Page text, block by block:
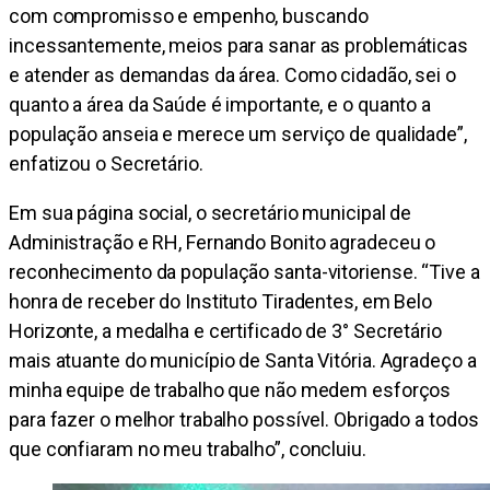
com compromisso e empenho, buscando
incessantemente, meios para sanar as problemáticas
e atender as demandas da área. Como cidadão, sei o
quanto a área da Saúde é importante, e o quanto a
população anseia e merece um serviço de qualidade”,
enfatizou o Secretário.
Em sua página social, o secretário municipal de
Administração e RH, Fernando Bonito agradeceu o
reconhecimento da população santa-vitoriense. “Tive a
honra de receber do Instituto Tiradentes, em Belo
Horizonte, a medalha e certificado de 3° Secretário
mais atuante do município de Santa Vitória. Agradeço a
minha equipe de trabalho que não medem esforços
para fazer o melhor trabalho possível. Obrigado a todos
que confiaram no meu trabalho”, concluiu.